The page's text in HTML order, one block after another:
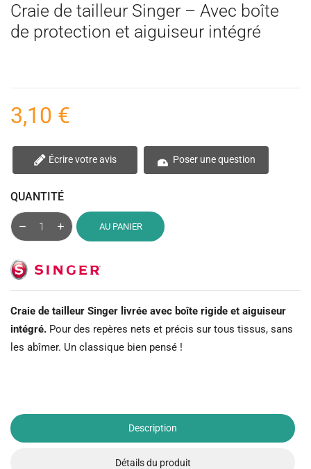
Craie de tailleur Singer – Avec boîte
de protection et aiguiseur intégré
3,10 €
Écrire votre avis Poser une question
QUANTITÉ
AU PANIER
Craie de tailleur Singer livrée avec boîte rigide et aiguiseur
intégré. Pour des repères nets et précis sur tous tissus, sans
les abîmer. Un classique bien pensé !
Description
Détails du produit